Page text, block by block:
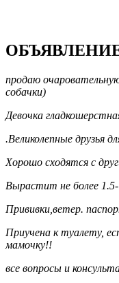
продаю
собачки)
Девочка
.Великолепные друзья
Хорошо сходятся с
Вырастит не более 1.5-
Прививки,ветер.
Приучена к туалету,
мамочку!!
все вопросы и